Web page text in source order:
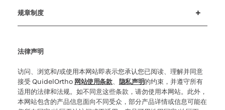
规章制度
法律声明
访问、浏览和/或使用本网站即表示您承认您已阅读、理解并同意
接受 QuidelOrtho 网站使用条款、 隐私声明的约束，并遵守所有
适用的法律和法规。如不同意这些条款，请勿使用本网站。此外，
本网站包含的产品信息面向不同受众，部分产品详情或信息可能在